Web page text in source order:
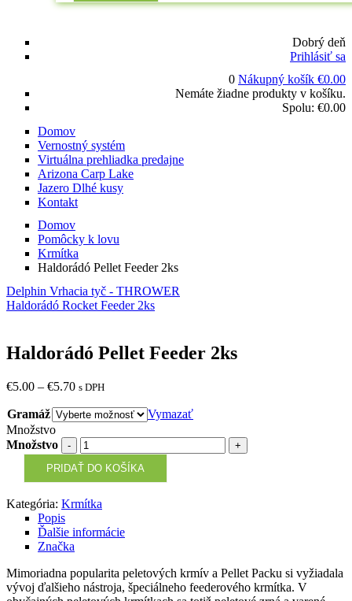
Dobrý deň
Prihlásiť sa
0 Nákupný košík €0.00
Nemáte žiadne produkty v košíku.
Spolu: €0.00
Domov
Vernostný systém
Virtuálna prehliadka predajne
Arizona Carp Lake
Jazero Dlhé kusy
Kontakt
Domov
Pomôcky k lovu
Krmítka
Haldorádó Pellet Feeder 2ks
Delphin Vrhacia tyč - THROWER
Haldorádó Rocket Feeder 2ks
Haldorádó Pellet Feeder 2ks
€5.00 – €5.70 s DPH
Gramáž
Vymazať
Množstvo
Množstvo
PRIDAŤ DO KOŠÍKA
Kategória: Krmítka
Popis
Ďalšie informácie
Značka
Mimoriadna popularita peletových krmív a Pellet Packu si vyžiadala
vývoj ďalšieho nástroja, špeciálneho feederového krmítka. V